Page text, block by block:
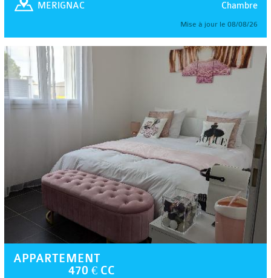
Chambre
MERIGNAC
Mise à jour le 08/08/26
APPARTEMENT
470 € CC